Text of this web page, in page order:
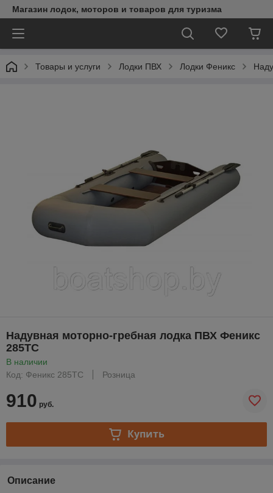
Магазин лодок, моторов и товаров для туризма
Товары и услуги Лодки ПВХ Лодки Феникс
Надувная моторно-гребная лодка ПВХ Феникс
285ТC
В наличии
Код: Феникс 285ТC
Розница
910 руб.
Купить
Описание